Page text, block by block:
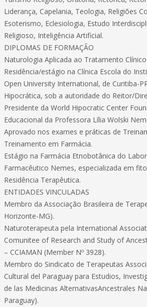
Liderança, Capelania, Teologia, Religiões
Esoterismo, Eclesiologia, Estudo
Religioso, Inteligência Artificial.
DIPLOMAS DE FORMAÇÃO
Naturologia Aplicada ao Tratamento
Residência/estágio na Clínica Escola do
Open University International, de Curitiba-
Hipocrática, sob a autoridade do Reitor/
Presidente da World Hipocratic Center
Educacional da Professora Lília Wolski
Aprovado nos exames e práticas de
Treinamento em Farmácia.
Estágio na Farmácia Etnobotânica do
Farmacêutico Nemes, especializada em
Residência Terapêutica.
ENTIDADES VINCULADAS
Membro da Associação Brasileira de
Horizonte-MG).
Naturoterapeuta pela International
Comunitee of Research and Study of
– CCIAMAN (Member Nº 3928).
Membro do Sindicato de Terapeutas
Cultural del Paraguay para Estudios,
de las Medicinas AlternativasAncestrales
Paraguay).